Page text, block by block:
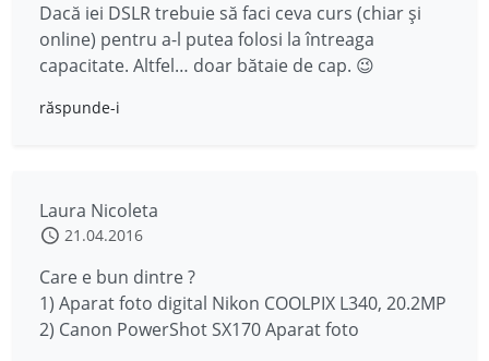
Dacă iei DSLR trebuie să faci ceva curs (chiar și
online) pentru a-l putea folosi la întreaga
capacitate. Altfel… doar bătaie de cap. 😉
răspunde-i
Laura Nicoleta
21.04.2016
Care e bun dintre ?
1) Aparat foto digital Nikon COOLPIX L340, 20.2MP
2) Canon PowerShot SX170 Aparat foto